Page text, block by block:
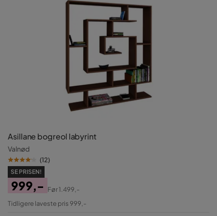
Asillane bogreol labyrint
Valnød
(12)
SE PRISEN!
Pris
999,-
Original
Før1.499,-
Tidligere laveste pris 999,-